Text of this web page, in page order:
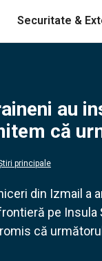
Securitate &
au
că
principale
din Izmail a
pe Insula
că